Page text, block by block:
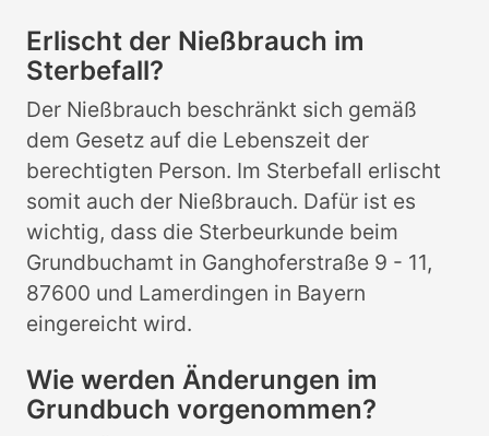
Erlischt der Nießbrauch im
Sterbefall?
Der Nießbrauch beschränkt sich gemäß
dem Gesetz auf die Lebenszeit der
berechtigten Person. Im Sterbefall erlischt
somit auch der Nießbrauch. Dafür ist es
wichtig, dass die Sterbeurkunde beim
Grundbuchamt in Ganghoferstraße 9 - 11,
87600 und Lamerdingen in Bayern
eingereicht wird.
Wie werden Änderungen im
Grundbuch vorgenommen?